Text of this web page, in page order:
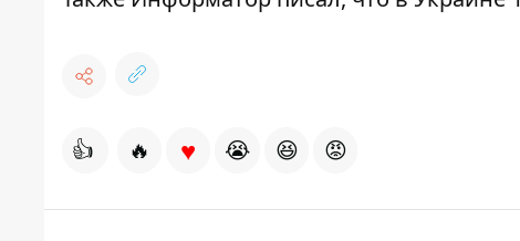
👍 🔥 ♥ 😭 😆 😡